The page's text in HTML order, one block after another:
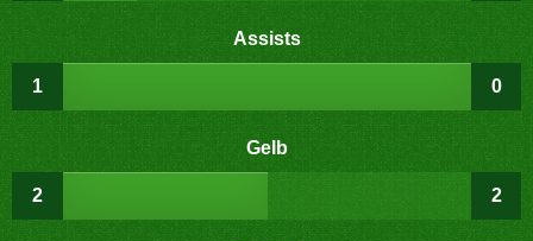
Assists
1 0
Gelb
2 2